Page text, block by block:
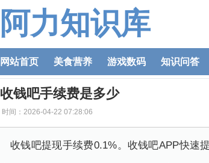
阿力知识库
网站首页 美食营养 游戏数码 知识问答
收钱吧手续费是多少
时间：2026-04-22 07:28:06
收钱吧提现手续费0.1%。收钱吧APP快速